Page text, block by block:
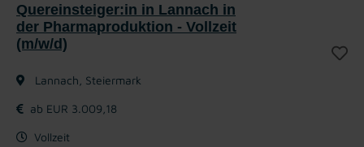
Quereinsteiger:in in Lannach in
der Pharmaproduktion - Vollzeit
(m/w/d)
Lannach, Steiermark
ab EUR 3.009,18
Vollzeit